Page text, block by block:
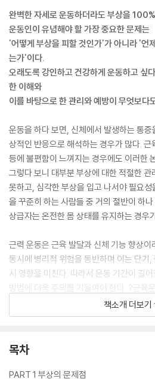
완벽한 자세로 운동하더라도 부상을
운동인이 유념해야 할 가장 중요한 문제는
'어떻게 부상을 피할 것인가'가 아니라 '언
는가'이다.
오래도록 강인하고 건강하게 운동하고 싶
한 이해와
이를 바탕으로 한 관리와 예방이 무엇보다
운동을 하다 보면, 신체에서 발생하는 통
상적인 반응으로 해석하는 경우가 많다.
등에 불편함이 느껴지는 경우에도 이러한
그렇다 보니 대부분 부상에 대한 적절한
못하고, 심각한 부상을 입고 나서야 필요
을 꾸준히 하는 사람들 중 거의 절반이 하
상급자는 온전한 몸 상태를 유지하는 경우
근력 운동은 근육 발달과 신체 기능 향상
동시에 병리적 위험을 동반하며 이는 단기
시 영향을 미친다. 따라서 운동 기간이 길
방법에 더욱 주의를 기울여야 한다. ?근육
는 근력 운동에서 발생하는 부상의 발생
고, 이것이 심각해지지 않도록 관리하고
평소 근육 트레이닝을 꾸준히 하는 운동인
책소개 더보기
목차
PART 1 부상의 문제점